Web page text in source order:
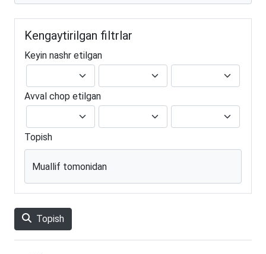
Kengaytirilgan filtrlar
Keyin nashr etilgan
Avval chop etilgan
Topish
Muallif tomonidan
Topish